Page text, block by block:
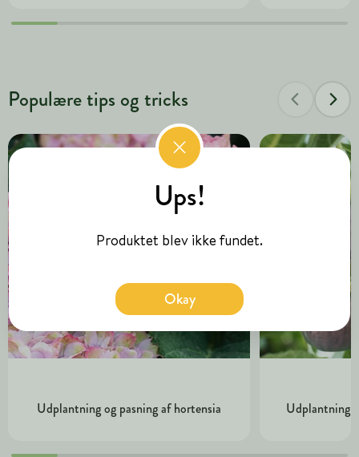
Populære tips og tricks
Udplantning og pasning af hortensia Udplantning
Ups!
Produktet blev ikke fundet.
Okay